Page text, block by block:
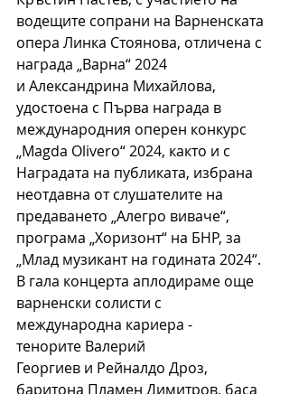
водещите сопрани на Варненската
опера Линка Стоянова, отличена с
награда „Варна“ 2024
и Александрина Михайлова,
удостоена с Първа награда в
международния оперен конкурс
„Magda Olivero“ 2024, както и с
Наградата на публиката, избрана
неотдавна от слушателите на
предаването „Алегро виваче“,
програма „Хоризонт“ на БНР, за
„Млад музикант на годината 2024“.
В гала концерта аплодираме още
варненски солисти с
международна кариера -
тенорите Валерий
Георгиев и Рейналдо Дроз,
баритона Пламен Димитров, баса